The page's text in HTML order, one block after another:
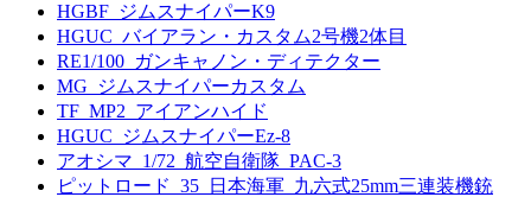
HGBF_ジムスナイパーK9
HGUC_バイアラン・カスタム2号機2体目
RE1/100_ガンキャノン・ディテクター
MG_ジムスナイパーカスタム
TF_MP2_アイアンハイド
HGUC_ジムスナイパーEz-8
アオシマ_1/72_航空自衛隊_PAC-3
ピットロード_35_日本海軍_九六式25mm三連装機銃